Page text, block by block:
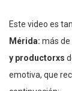
Este video es
Mérida: más de
y productorxs
emotiva, que